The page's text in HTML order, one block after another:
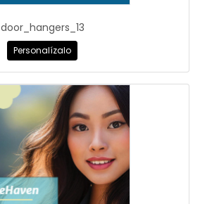
door_hangers_13
Personalízalo